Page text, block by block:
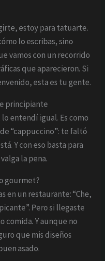
estoy para tatuarte.
lo escribas, sino
vamos con un recorrido
que aparecieron. Si
esta es tu gente.
principiante
entendí igual. Es como
“cappuccino”: te faltó
Y con eso basta para
la pena.
gourmet?
en un restaurante: “Che,
Pero si llegaste
comida. Y aunque no
que mis diseños
asado.